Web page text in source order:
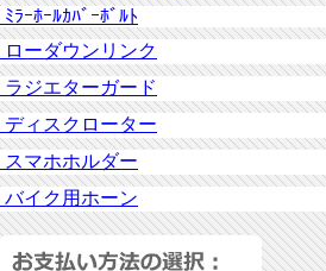
ドラッグスター250用
2025/09/11
【新商品】U-
TIGER SPORT 800 25-
2025/09/03
【新商品】U-KANAYA
SPEED400 24- 用
2025/07/05
【新商品】U-
Ninja1100SX/SE 用
2025/06/21
【新商品】U-KANAYA
MT-07 25- 用
2025/06/05
【新商品】U-
ﾐﾗｰﾎｰﾙｶﾊﾞｰﾎﾞﾙﾄ
ローダウンリンク
ラジエターガード
ディスクローター
スマホホルダー
バイク用ホーン